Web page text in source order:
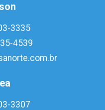
3335
4539
3307